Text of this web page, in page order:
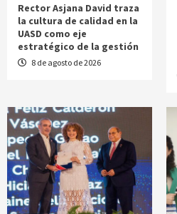
Rector Asjana David traza
la cultura de calidad en la
UASD como eje
estratégico de la gestión
8 de agosto de 2026